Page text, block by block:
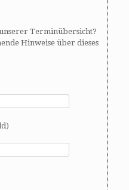
Terminübersicht?
Hinweise über dieses